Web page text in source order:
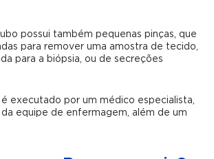
possui também pequenas pinças, que
para remover uma amostra de tecido,
para a biópsia, ou de secreções
executado por um médico especialista,
equipe de enfermagem, além de um